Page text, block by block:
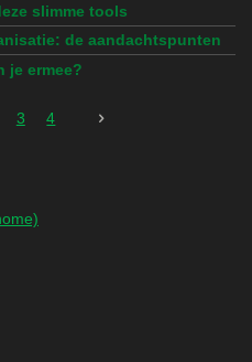
slimme tools
de aandachtspunten
je ermee?
3 4